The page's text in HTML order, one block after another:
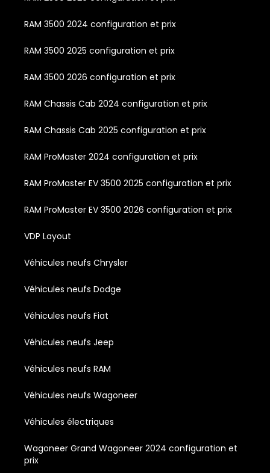
RAM 3500 2024 configuration et prix
RAM 3500 2025 configuration et prix
RAM 3500 2026 configuration et prix
RAM Chassis Cab 2024 configuration et prix
RAM Chassis Cab 2025 configuration et prix
RAM ProMaster 2024 configuration et prix
RAM ProMaster EV 3500 2025 configuration et prix
RAM ProMaster EV 3500 2026 configuration et prix
VDP Layout
Véhicules neufs Chrysler
Véhicules neufs Dodge
Véhicules neufs Fiat
Véhicules neufs Jeep
Véhicules neufs RAM
Véhicules neufs Wagoneer
Véhicules électriques
Wagoneer Grand Wagoneer 2024 configuration et
prix